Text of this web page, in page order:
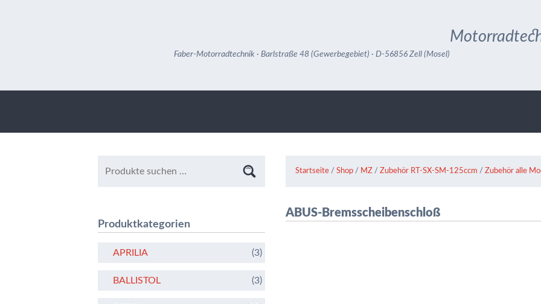
Faber-Motorradtechnik · Barlstraße 48 (Gewerbegebiet) · D-56856 Zell (Mosel)
Startseite /Shop / MZ /Zubehör RT-SX-SM-125ccm /Zubehör alle
ABUS-Bremsscheibenschloß
Produktkategorien
APRILIA (3)
BALLISTOL (3)